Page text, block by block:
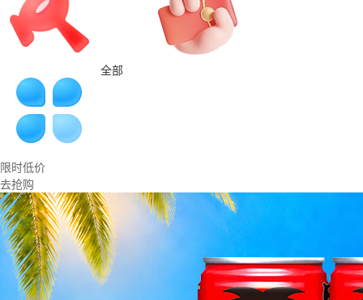
全部
限时低价
去抢购